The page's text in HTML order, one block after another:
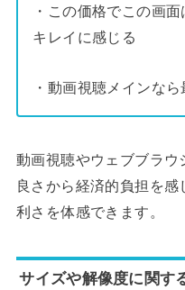
・この価格でこの画
キレイに感じる
・動画視聴メインなら
動画視聴やウェブブラ
良さから経済的負担を
利さを体感できます。
サイズや解像度に関す